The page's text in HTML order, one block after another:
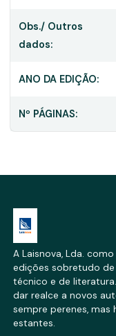
Obs./ Outros
dados:
ANO DA EDIÇÃO:
Nº PÁGINAS:
A Laisnova, Lda.
edições sobretudo
técnico e de
dar realce a novos
sempre perenes, mas
estantes.